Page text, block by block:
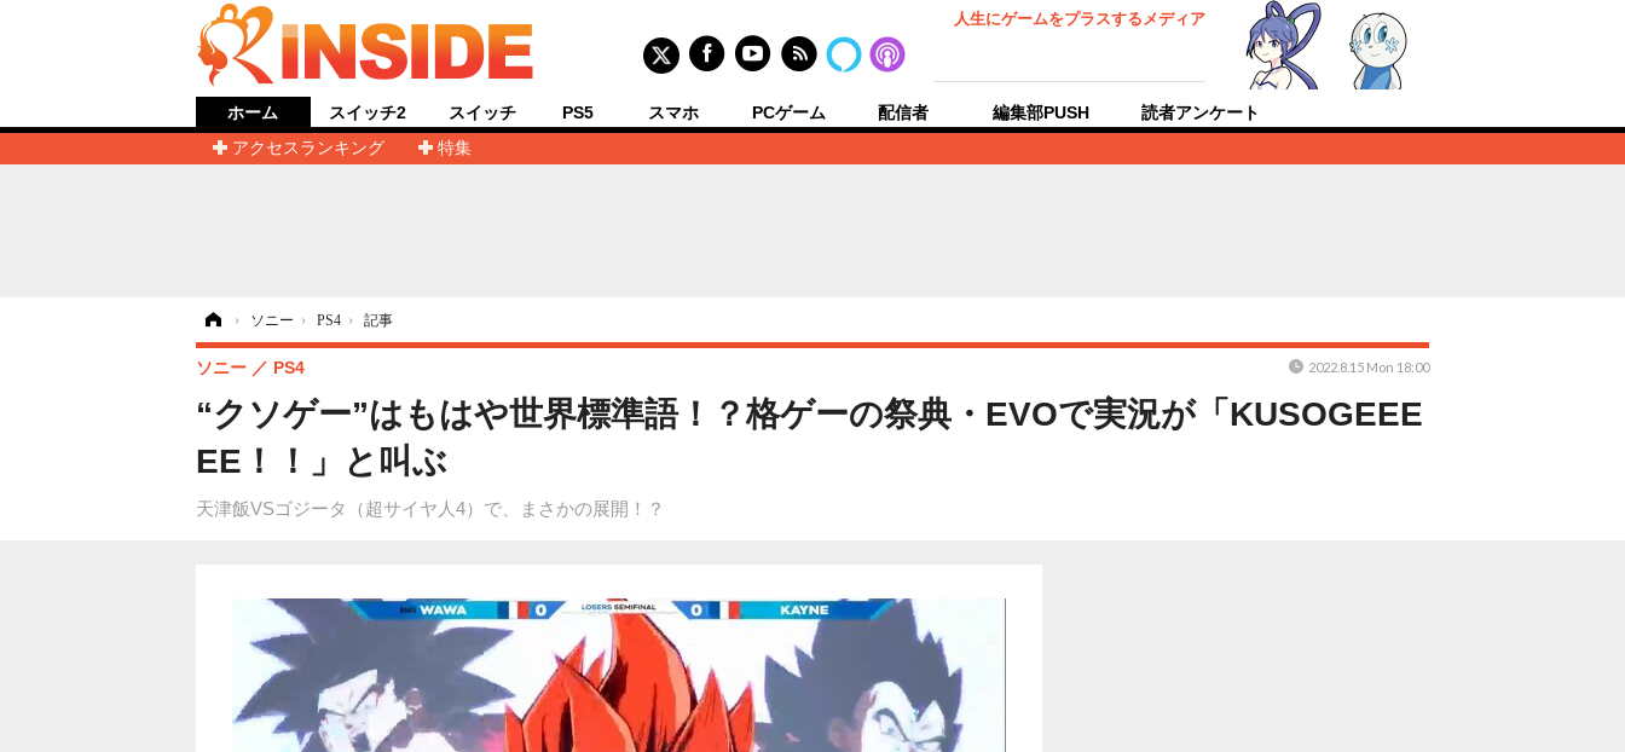
人生にゲームをプラスするメディア
ホーム
アクセスランキング
特集
スイッチ2 スイッチ PS5 スマホ PCゲーム 配信者 編集部PUSH 読者アンケート
› ソニー › PS4 › 記事
“クソゲー”はもはや世界標準語！？格ゲーの祭典・EVOで実況が「KUSOGEEE
EE！！」と叫ぶ
天津飯VSゴジータ（超サイヤ人4）で、まさかの展開！？
ソニー PS4 2022.8.15 Mon 18:00